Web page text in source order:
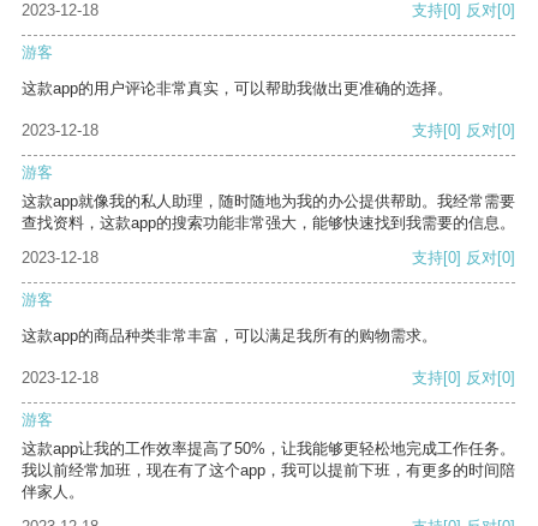
2023-12-18
支持[0] 反对[0]
游客
这款app的用户评论非常真实，可以帮助我做出更准确的选择。
2023-12-18 支持[0] 反对[0]
游客
这款app就像我的私人助理，随时随地为我的办公提供帮助。我经常需要
查找资料，这款app的搜索功能非常强大，能够快速找到我需要的信息。
2023-12-18
支持[0] 反对[0]
游客
这款app的商品种类非常丰富，可以满足我所有的购物需求。
2023-12-18 支持[0] 反对[0]
游客
这款app让我的工作效率提高了50%，让我能够更轻松地完成工作任务。
我以前经常加班，现在有了这个app，我可以提前下班，有更多的时间陪
伴家人。